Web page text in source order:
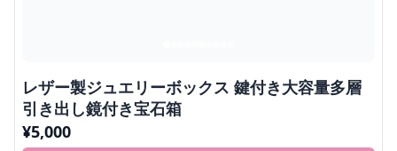
レザー製ジュエリーボックス 鍵付き大容量多層
引き出し鏡付き宝石箱
¥5,000